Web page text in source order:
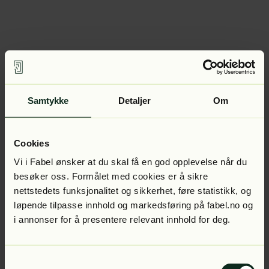
Samtykke Detaljer Om
Cookies
Vi i Fabel ønsker at du skal få en god opplevelse når du
besøker oss. Formålet med cookies er å sikre
nettstedets funksjonalitet og sikkerhet, føre statistikk, og
løpende tilpasse innhold og markedsføring på fabel.no og
i annonser for å presentere relevant innhold for deg.